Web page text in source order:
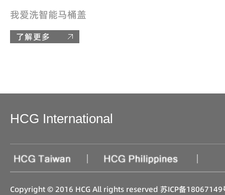
我爱洗智能马桶盖
了解更多
HCG International
| |
Copyright © 2016 HCG All rights reserved 苏ICP备